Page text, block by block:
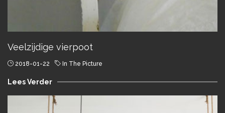
Veelzijdige vierpoot
2018-01-22 In The Picture
Lees Verder